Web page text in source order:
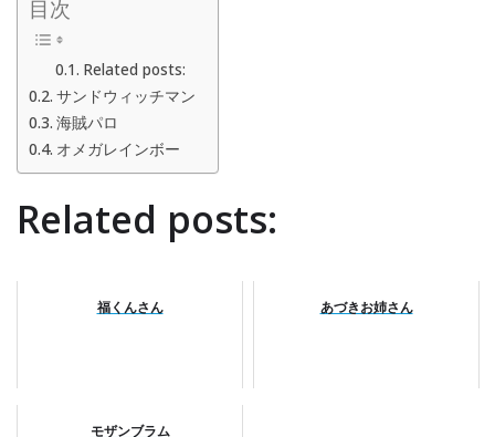
目次
Related posts:
サンドウィッチマン
海賊パロ
オメガレインボー
Related posts:
福くんさん あづきお姉さん
モザンブラム